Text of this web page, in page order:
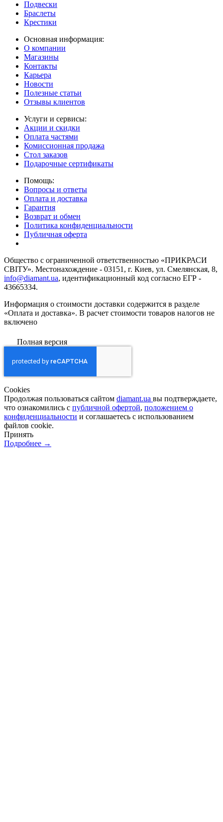
Подвески
Браслеты
Крестики
Основная информация:
О компании
Магазины
Контакты
Карьера
Новости
Полезные статьи
Отзывы клиентов
Услуги и сервисы:
Акции и скидки
Оплата частями
Комиссионная продажа
Стол заказов
Подарочные сертификаты
Помощь:
Вопросы и ответы
Оплата и доставка
Гарантия
Возврат и обмен
Политика конфиденциальности
Публичная оферта
Общество с ограниченной ответственностью «ПРИКРАСИ
СВІТУ». Местонахождение - 03151, г. Киев, ул. Смелянская, 8,
info@diamant.ua, идентификационный код согласно ЕГР -
43665334.
Информация о стоимости доставки содержится в разделе
«Оплата и доставка». В расчет стоимости товаров налогов не
включено
Полная версия
Сookies
Продолжая пользоваться сайтом diamant.ua вы подтверждаете,
что ознакомились с публичной офертой, положением о
конфиденциальности и соглашаетесь с использованием
файлов cookie.
Принять
Подробнее →